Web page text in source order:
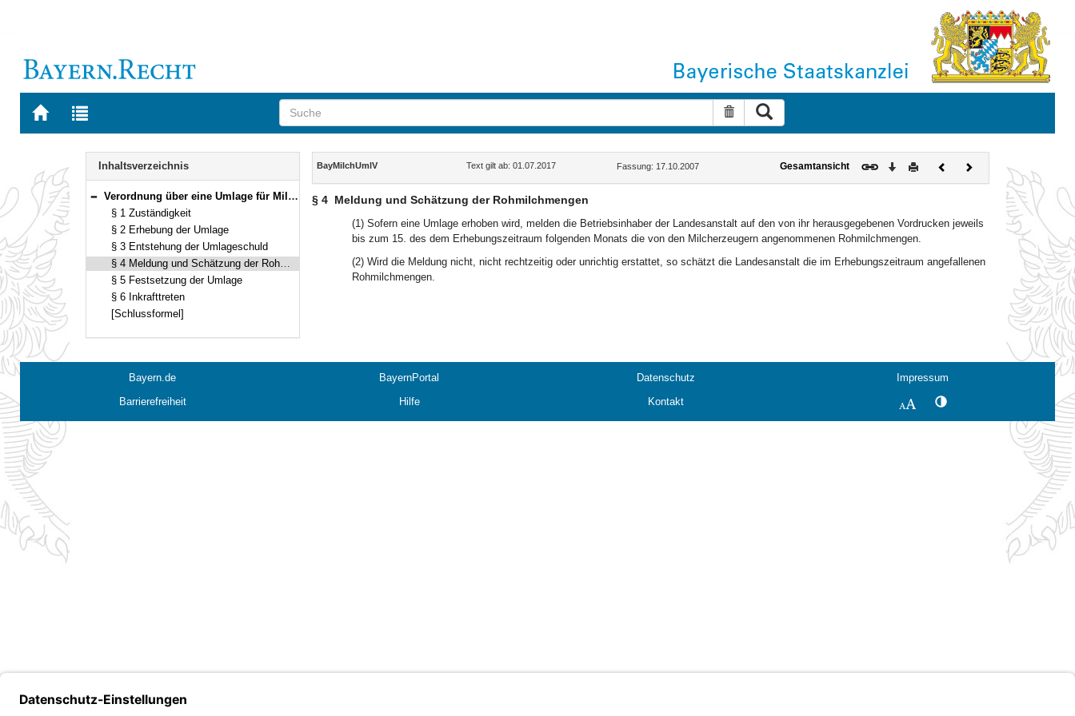
Zur
BAYERN.RECHT
Zur
letzten
Suche zurücksetzen
Navigation
Inhaltsverzeichnis
Bereich reduzieren
Verordnung über eine Umlage für Milch (Bayerische Milchumlageverordnung – BayMilchUmlV) Vom 17. Oktober 2007 (GVBl. S. 727) BayRS 7842-6-L (§§ 1–6)
§ 1 Zuständigkeit
§ 2 Erhebung der Umlage
§ 3 Entstehung der Umlageschuld
§ 4 Meldung und Schätzung der Rohmilchmengen
§ 5 Festsetzung der Umlage
§ 6 Inkrafttreten
[Schlussformel]
Inhalt
BayMilchUmlV Text gilt ab: 01.07.2017 Fassung: 17.10.2007 Gesamtansicht Download
DruckenVorherigesNächstes
Dokument
§ 4 Meldung und Schätzung der Rohmilchmengen
(1) Sofern eine Umlage erhoben wird, melden die Betriebsinhaber der Landesanstalt auf den von ihr herausgegebenen Vordrucken jeweils
bis zum 15. des dem Erhebungszeitraum folgenden Monats die von den Milcherzeugern angenommenen Rohmilchmengen.
(2) Wird die Meldung nicht, nicht rechtzeitig oder unrichtig erstattet, so schätzt die Landesanstalt die im Erhebungszeitraum angefallenen
Rohmilchmengen.
Bayern.de BayernPortal Datenschutz
Impressum
Barrierefreiheit
Hilfe Kontakt SchriftgrößeKontrastwechsel